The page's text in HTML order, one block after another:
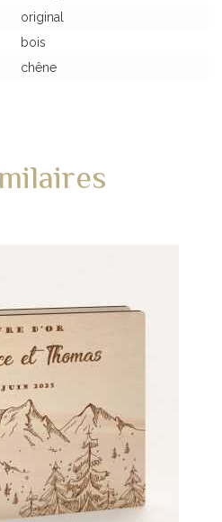
original
bois
chêne